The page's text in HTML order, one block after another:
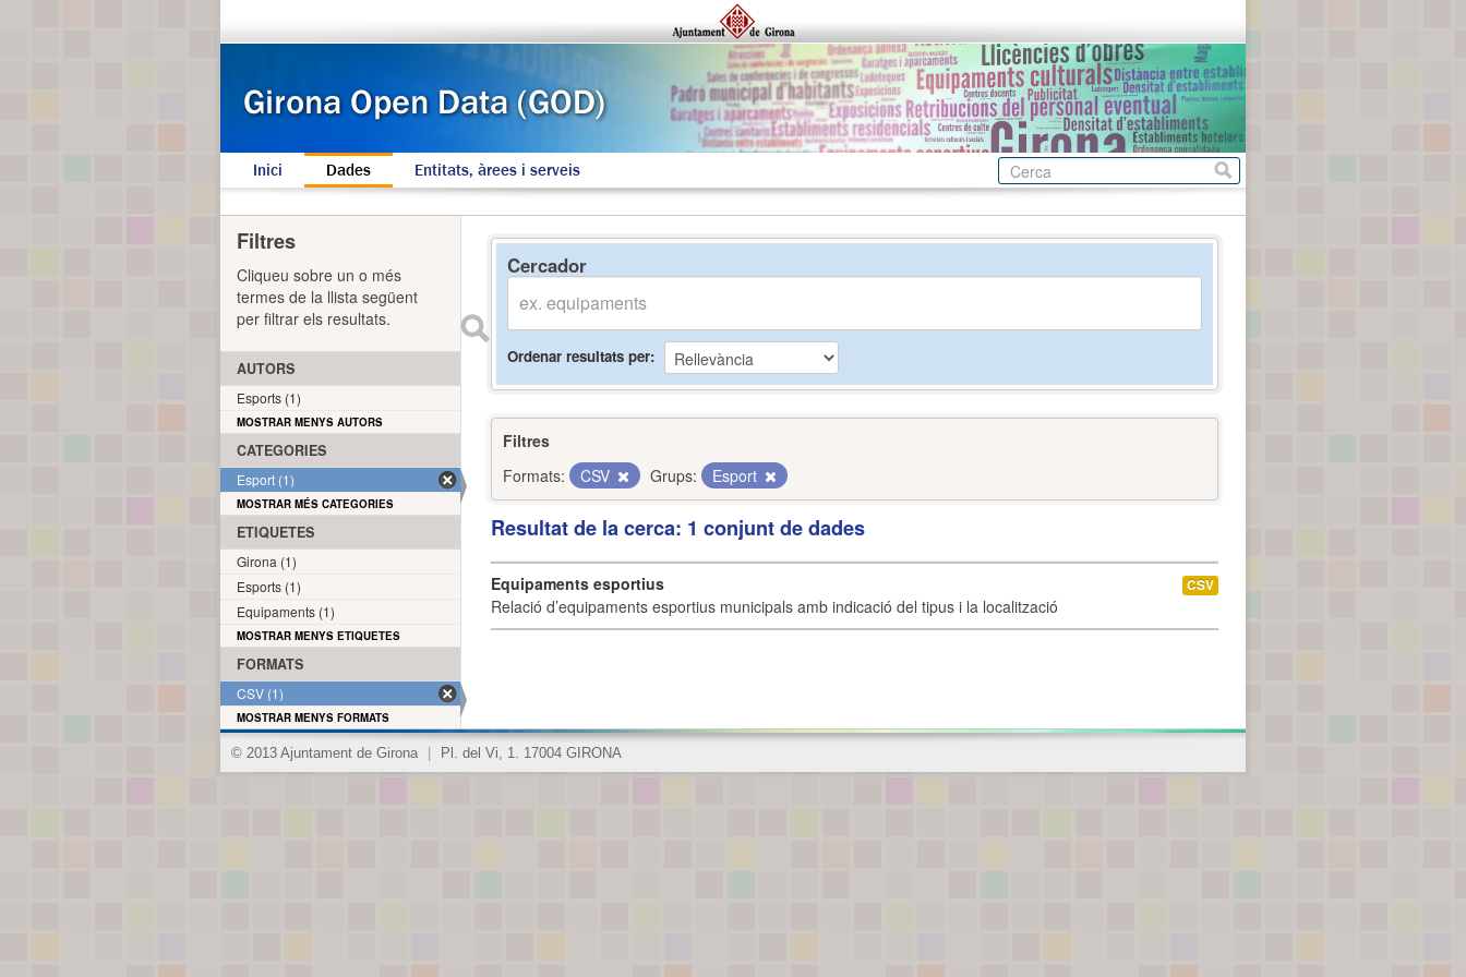
Inici Dades Entitats, àrees i serveis
Cercador
Ordenar resultats per
Filtres
Formats:
CSV Grups: Esport
Resultat de la cerca: 1 conjunt de dades
Equipaments esportius
Relació d’equipaments esportius municipals amb indicació del tipus i la localització
CSV
Filtres
Cliqueu sobre un o més
termes de la llista següent
per filtrar els resultats.
AUTORS
Esports (1)
MOSTRAR MENYS AUTORS
CATEGORIES
Esport (1)
MOSTRAR MÉS CATEGORIES
ETIQUETES
Girona (1)
Esports (1)
Equipaments (1)
MOSTRAR MENYS ETIQUETES
FORMATS
CSV (1)
MOSTRAR MENYS FORMATS
© 2013 Ajuntament de Girona Pl. del Vi, 1. 17004 GIRONA